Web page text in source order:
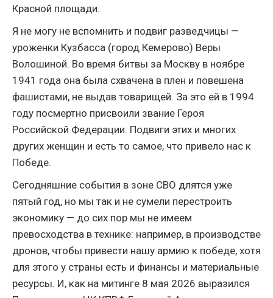
Красной площади.
Я не могу не вспомнить и подвиг разведчицы —
уроженки Кузбасса (город Кемерово) Веры
Волошиной. Во время битвы за Москву в ноябре
1941 года она была схвачена в плен и повешена
фашистами, не выдав товарищей. За это ей в 1994
году посмертно присвоили звание Героя
Российской Федерации. Подвиги этих и многих
других женщин и есть то самое, что привело нас к
Победе.
Сегодняшние события в зоне СВО длятся уже
пятый год, но мы так и не сумели перестроить
экономику — до сих пор мы не имеем
превосходства в технике: например, в производстве
дронов, чтобы привести нашу армию к победе, хотя
для этого у страны есть и финансы и материальные
ресурсы. И, как на митинге 8 мая 2026 выразился